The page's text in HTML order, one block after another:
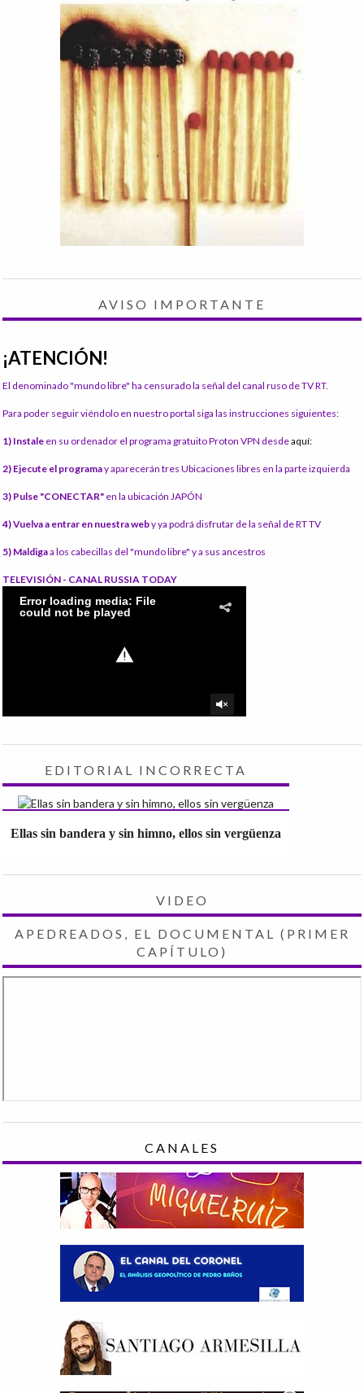
AVISO IMPORTANTE
¡ATENCIÓN!
El denominado "mundo libre" ha censurado la señal del canal ruso de TV RT.
Para poder seguir viéndolo en nuestro portal siga las instrucciones siguientes:
1) Instale en su ordenador el programa gratuito Proton VPN desdeaquí:
2) Ejecute el programay aparecerán tres Ubicaciones libres en la parte izquierda
3) Pulse "CONECTAR" en la ubicación JAPÓN
4) Vuelva a entrar en nuestra weby ya podrá disfrutar de la señal de RT TV
5) Maldigaa los cabecillas del "mundo libre" y a sus ancestros
TELEVISIÓN - CANAL RUSSIA TODAY
EDITORIAL INCORRECTA
Ellas sin bandera y sin himno, ellos sin vergüenza
VIDEO
APEDREADOS, EL DOCUMENTAL (PRIMER
CAPÍTULO)
CANALES